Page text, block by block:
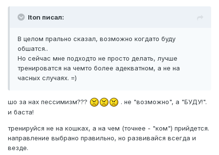
Iton писал:
В целом прально сказал, возможно когдато буду
обшатся..
Но сейчас мне подходто не просто делать, лучше
тренироватся на чемто более адекватном, а не на
часных случаях. =)
шо за нах пессимизм???
. не "возможно", а "БУДУ!".
и баста!
тренируйся не на кошках, а на чем (точнее - "ком") прийдется.
направление выбрано правильно, но развивайся всегда и
везде.